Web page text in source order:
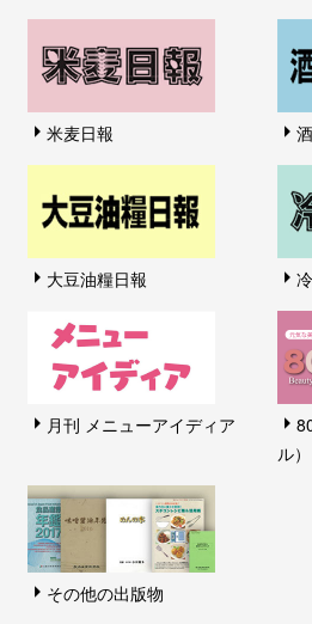
米麦日報
大豆油糧日報
月刊 メニューアイディア
ル）
その他の出版物